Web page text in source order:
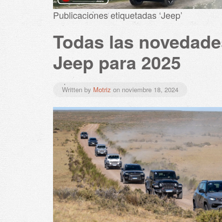
Publicaciones etiquetadas ‘Jeep’
Todas las
Jeep para 2025
Written by Motriz on noviembre 18, 2024